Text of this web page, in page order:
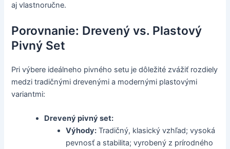
aj vlastnoručne.
Porovnanie: Drevený vs. Plastový
Pivný Set
Pri výbere ideálneho pivného setu je dôležité zvážiť rozdiely
medzi tradičnými drevenými a modernými plastovými
variantmi:
Drevený pivný set:
Výhody: Tradičný, klasický vzhľad; vysoká
pevnosť a stabilita; vyrobený z prírodného